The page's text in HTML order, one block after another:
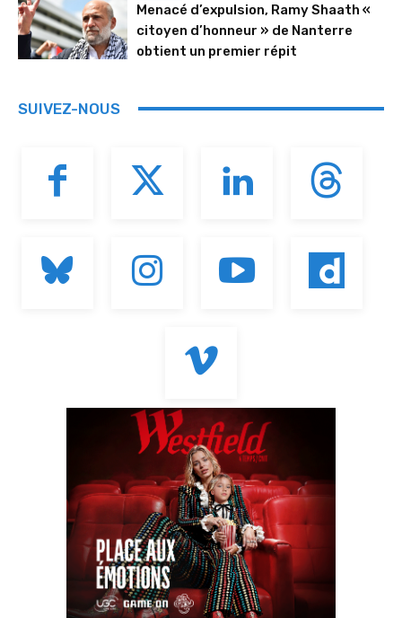
Menacé d’expulsion, Ramy Shaath «
citoyen d’honneur » de Nanterre
obtient un premier répit
SUIVEZ-NOUS